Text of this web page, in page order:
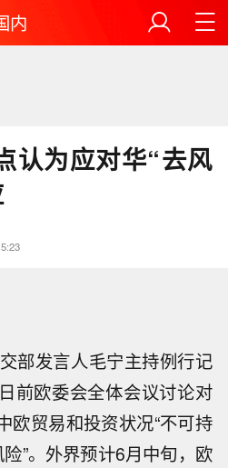
内
认为应对华“去风
部发言人毛宁主持例行记
前欧委会全体会议讨论对
欧贸易和投资状况“不可持
”。外界预计6月中旬，欧